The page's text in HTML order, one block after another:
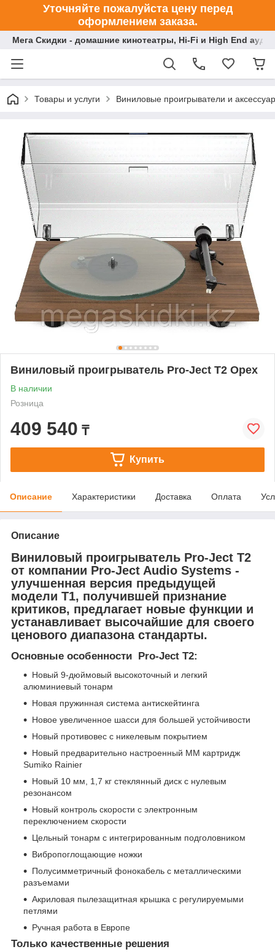
Уточняйте пожалуйста цену перед
оформлением заказа.
Мега Скидки - домашние кинотеатры, Hi-Fi и High End
Товары и услуги Виниловые проигрыватели и
Виниловый проигрыватель Pro-Ject T2 Орех
В наличии
Розница
409 540 ₸
Купить
Описание Характеристики Доставка Оплата
Описание
Виниловый проигрыватель Pro-Ject T2
от компании Pro-Ject Audio Systems -
улучшенная версия предыдущей
модели T1, получившей признание
критиков, предлагает новые функции и
устанавливает высочайшие для своего
ценового диапазона стандарты.
Основные особенности Pro-Ject T2:
Новый 9-дюймовый высокоточный и легкий
алюминиевый тонарм
Новая пружинная система антискейтинга
Новое увеличенное шасси для большей устойчивости
Новый противовес с никелевым покрытием
Новый предварительно настроенный MM картридж
Sumiko Rainier
Новый 10 мм, 1,7 кг стеклянный диск с нулевым
резонансом
Новый контроль скорости с электронным
переключением скорости
Цельный тонарм с интегрированным подголовником
Вибропоглощающие ножки
Полусимметричный фонокабель с металлическими
разъемами
Акриловая пылезащитная крышка с регулируемыми
петлями
Ручная работа в Европе
Только качественные решения